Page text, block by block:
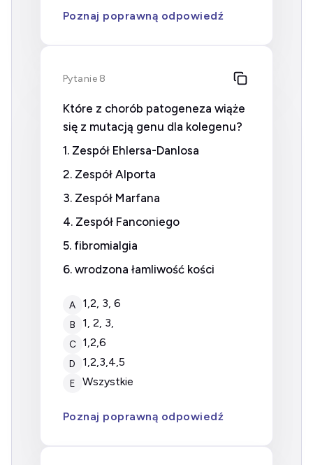
Poznaj poprawną odpowiedź
Pytanie 8
Które z chorób patogeneza wiąże
się z mutacją genu dla kolegenu?
1. Zespół Ehlersa-Danlosa
2. Zespół Alporta
3. Zespół Marfana
4. Zespół Fanconiego
5. fibromialgia
6. wrodzona łamliwość kości
A 1,2, 3, 6
B 1, 2, 3,
C 1,2,6
D 1,2,3,4,5
E wszystkie
Poznaj poprawną odpowiedź